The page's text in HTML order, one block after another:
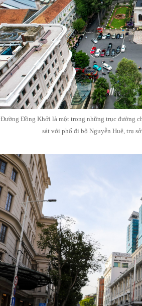
Đường Đồng Khởi là một trong những trục đường
sát với phố đi bộ Nguyễn Huệ, trụ